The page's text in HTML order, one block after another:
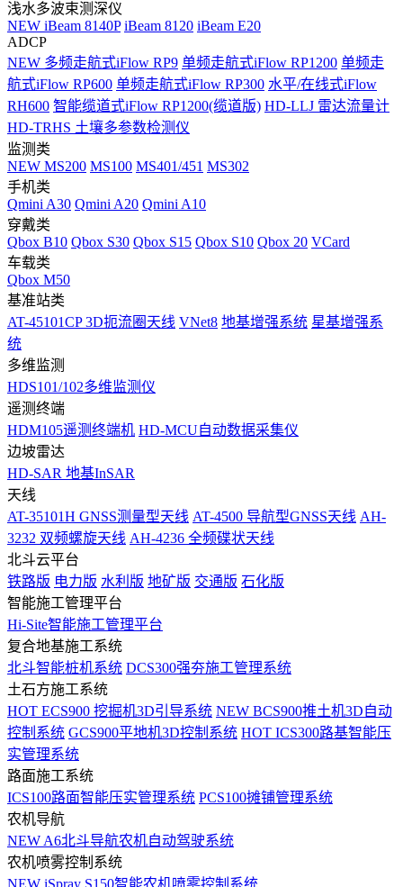
浅水多波束测深仪
NEW iBeam 8140P iBeam 8120 iBeam E20
ADCP
NEW 多频走航式iFlow RP9 单频走航式iFlow RP1200 单频走
航式iFlow RP600 单频走航式iFlow RP300 水平/在线式iFlow
RH600 智能缆道式iFlow RP1200(缆道版) HD-LLJ 雷达流量计
HD-TRHS 土壤多参数检测仪
监测类
NEW MS200 MS100 MS401/451 MS302
手机类
Qmini A30 Qmini A20 Qmini A10
穿戴类
Qbox B10 Qbox S30 Qbox S15 Qbox S10 Qbox 20 VCard
车载类
Qbox M50
基准站类
AT-45101CP 3D扼流圈天线 VNet8 地基增强系统 星基增强系
统
多维监测
HDS101/102多维监测仪
遥测终端
HDM105遥测终端机 HD-MCU自动数据采集仪
边坡雷达
HD-SAR 地基InSAR
天线
AT-35101H GNSS测量型天线 AT-4500 导航型GNSS天线 AH-
3232 双频螺旋天线 AH-4236 全频碟状天线
北斗云平台
铁路版 电力版 水利版 地矿版 交通版 石化版
智能施工管理平台
Hi-Site智能施工管理平台
复合地基施工系统
北斗智能桩机系统 DCS300强夯施工管理系统
土石方施工系统
HOT ECS900 挖掘机3D引导系统 NEW BCS900推土机3D自动
控制系统 GCS900平地机3D控制系统 HOT ICS300路基智能压
实管理系统
路面施工系统
ICS100路面智能压实管理系统 PCS100摊铺管理系统
农机导航
NEW A6北斗导航农机自动驾驶系统
农机喷雾控制系统
NEW iSpray S150智能农机喷雾控制系统